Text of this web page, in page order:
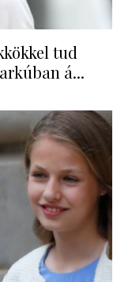
tud
á...